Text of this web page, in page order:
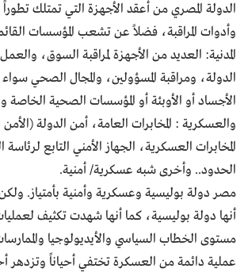
الدولة المصري من أعقد الأجهزة التي تمتلك تطوراً
وأدوات المراقبة، فضلاً عن تشعب المؤسسات
المدنية: العديد من الأجهزة لمراقبة السوق،
الدولة، ومراقبة المسؤولين، والمجال الصحي
الأجساد أو الأوبئة أو المؤسسات الصحية الخاصة
والعسكرية : المخابرات العامة، أمن الدولة (الأمن
المخابرات العسكرية، الجهاز الأمني التابع
الحدود.. وأخرى شبه عسكرية/ أمنية.
مصر دولة بوليسية وعسكرية وأمنية بأمتياز.
أنها دولة بوليسية، كما أنها شهدت تكثيف
مستوى الخطاب السياسي والأيديولوجيا
عملية دائمة من العسكرة تختفي أحياناً وتزدهر